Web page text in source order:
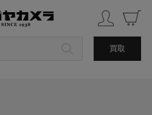
買取